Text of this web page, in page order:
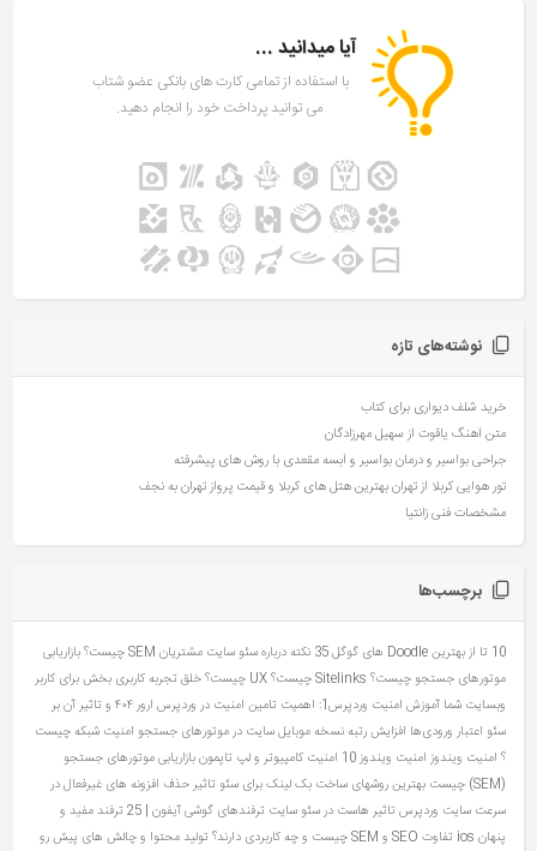
آیا میدانید ...
با استفاده از تمامی کارت های بانکی عضو شتاب
می توانید پرداخت خود را انجام دهید.
نوشته‌های تازه
خرید شلف دیواری برای کتاب
متن آهنگ یاقوت از سهیل مهرزادگان
جراحی بواسیر و درمان بواسیر و آبسه مقعدی با روش های پیشرفته
تور هوایی کربلا از تهران بهترین هتل های کربلا و قیمت پرواز تهران به نجف
مشخصات فنی زانتیا
برچسب‌ها
10 تا از بهترین Doodle های گوگل 35 نکته درباره سئو سایت مشتریان
SEM چیست؟ بازاریابی
موتورهای جستجو چیست؟ Sitelinks چیست؟
UX چیست؟ خلق تجربه کاربری بخش برای کاربر
وبسایت شما آموزش امنیت وردپرس1: اهمیت تامین امنیت در وردپرس
ارور ۴۰۴ و تاثیر آن بر
سئو اعتبار ورودی‌ها افزایش رتبه نسخه موبایل سایت در موتورهای جستجو امنیت شبکه چیست
؟ امنیت ویندوز امنیت ویندوز 10 امنیت کامپیوتر و لپ تاپمونبازاریابی موتورهای جستجو
(SEM) چیست
بهترین روشهای ساخت بک لینک برای سئو تاثیر حذف افزونه های غیرفعال در
سرعت سایت وردپرس تاثیر هاست در سئو سایت
ترفندهای گوشی آیفون | 25 ترفند مفید و
پنهان ios
تفاوت SEO و SEM چیست و چه کاربردی دارند؟
تولید محتوا و چالش های پیش رو